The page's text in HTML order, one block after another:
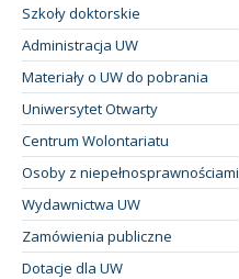
Szkoły doktorskie
Administracja UW
Materiały o UW do pobrania
Uniwersytet Otwarty
Centrum Wolontariatu
Osoby z niepełnosprawnościami
Wydawnictwa UW
Zamówienia publiczne
Dotacje dla UW